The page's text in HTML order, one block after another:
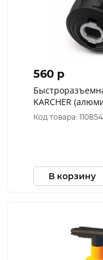
560 p
KARCHER
Код товара: 110854
В корзину